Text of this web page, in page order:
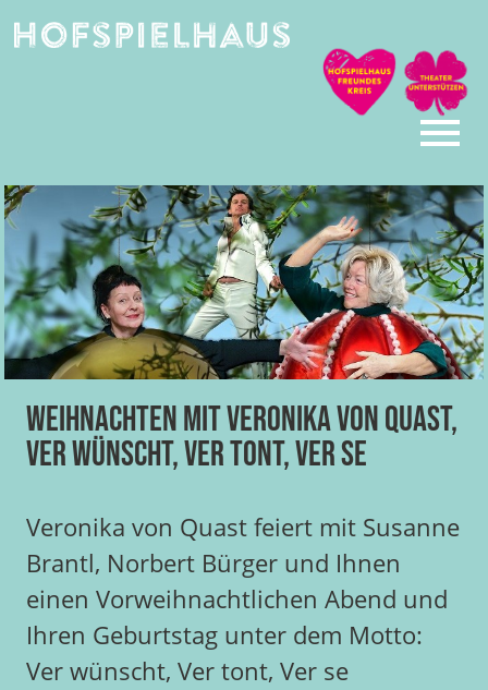
Weihnachten mit Veronika von Quast,
Ver wünscht, Ver tont, Ver se
Veronika von Quast feiert mit Susanne
Brantl, Norbert Bürger und Ihnen
einen Vorweihnachtlichen Abend und
Ihren Geburtstag unter dem Motto:
Ver wünscht, Ver tont, Ver se